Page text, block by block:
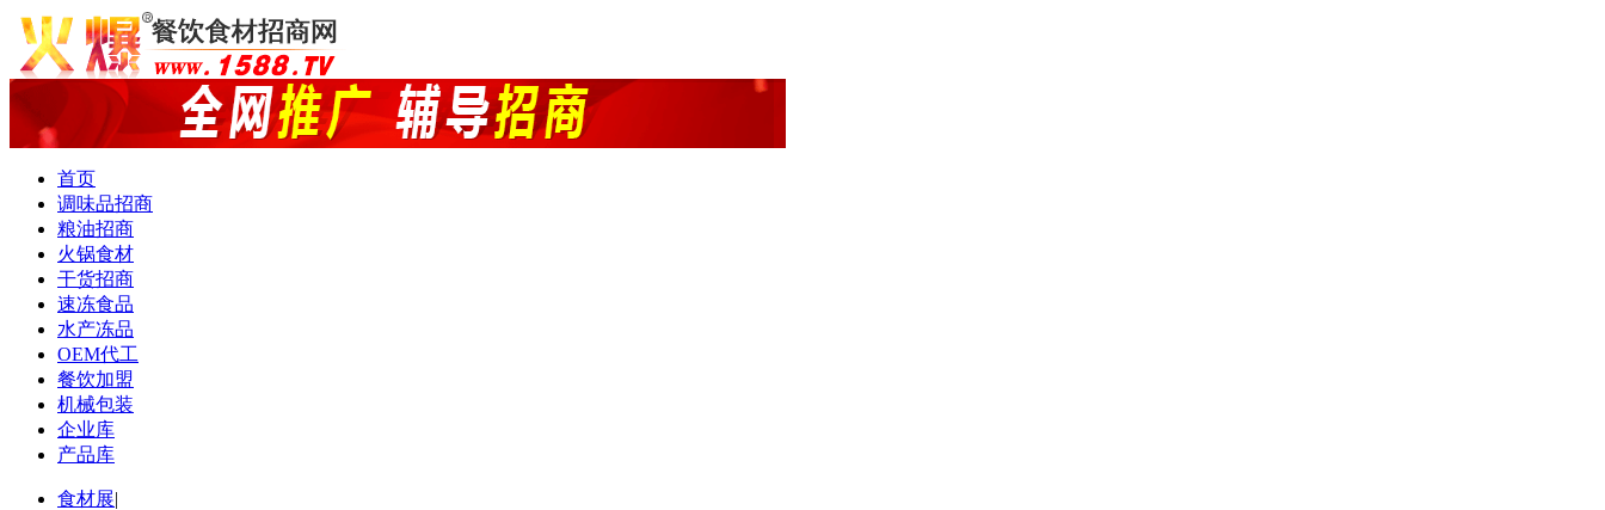
首页
调味品招商
粮油招商
火锅食材
干货招商
速冻食品
水产冻品
OEM代工
餐饮加盟
机械包装
企业库
产品库
食材展|